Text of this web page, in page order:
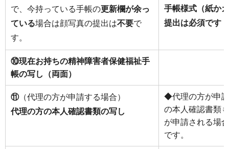
で、今持っている手帳の更新欄が余っ
ている場合は顔写真の提出は不要で
す。
手帳様式（紙か
提出は必須です
⑩現在お持ちの精神障害者保健福祉手
帳の写し（両面）
⑪（代理の方が申請する場合）
代理の方の本人確認書類の写し
◆代理の方が申
の本人確認書類
が申請される場
です。